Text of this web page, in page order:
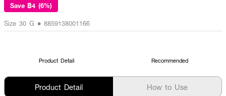
Save ฿4 (6%)
Size 30 G • 8859138001166
Product Detail Recommended
Product Detail How to Use